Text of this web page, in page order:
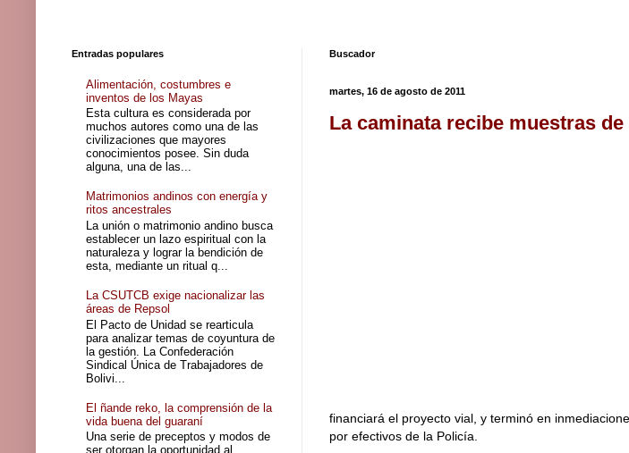
Buscador
martes, 16 de agosto de 2011
La caminata recibe muestras
financiará el proyecto vial, y terminó en
por efectivos de la Policía.
Entradas populares
Alimentación, costumbres e
inventos de los Mayas
Esta cultura es considerada por
muchos autores como una de las
civilizaciones que mayores
conocimientos posee. Sin duda
alguna, una de las...
Matrimonios andinos con energía y
ritos ancestrales
La unión o matrimonio andino busca
establecer un lazo espiritual con la
naturaleza y lograr la bendición de
esta, mediante un ritual q...
La CSUTCB exige nacionalizar las
áreas de Repsol
El Pacto de Unidad se rearticula
para analizar temas de coyuntura de
la gestión. La Confederación
Sindical Única de Trabajadores de
Bolivi...
El ñande reko, la comprensión de la
vida buena del guaraní
Una serie de preceptos y modos de
ser otorgan la oportunidad al